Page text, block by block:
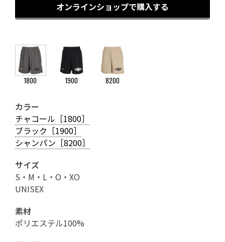
オンラインショップで購入する
1800 1900 8200
カラー
チャコール［1800］
ブラック［1900］
シャンパン［8200］
サイズ
S・M・L・O・XO
UNISEX
素材
ポリエステル100%